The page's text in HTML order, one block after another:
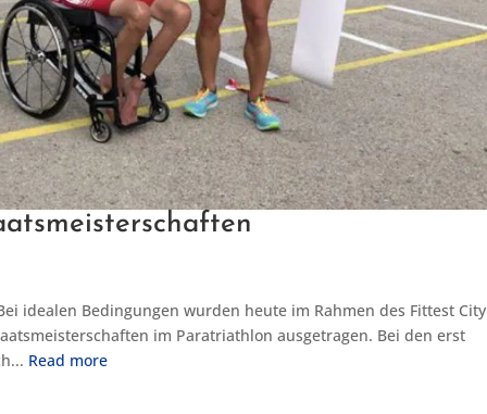
idealen Bedingungen wurden heute im Rahmen des Fittest City
im Paratriathlon ausgetragen. Bei den erst
Read more